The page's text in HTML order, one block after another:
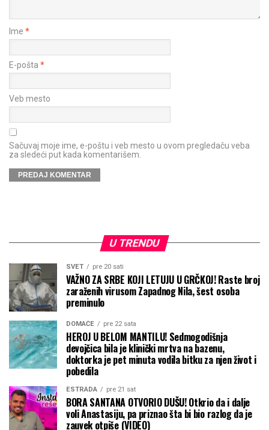
Ime *
E-pošta *
Veb mesto
Sačuvaj moje ime, e-poštu i veb mesto u ovom pregledaču veba
za sledeći put kada komentarišem.
U TRENDU
SVET pre 20 sati
VAŽNO ZA SRBE KOJI LETUJU U GRČKOJ! Raste broj
zaraženih virusom Zapadnog Nila, šest osoba
preminulo
DOMAĆE pre 22 sata
HEROJ U BELOM MANTILU! Sedmogodišnja
devojčica bila je klinički mrtva na bazenu,
doktorka je pet minuta vodila bitku za njen život i
pobedila
ESTRADA pre 21 sat
BORA SANTANA OTVORIO DUŠU! Otkrio da i dalje
voli Anastasiju, pa priznao šta bi bio razlog da je
zauvek otpiše (VIDEO)